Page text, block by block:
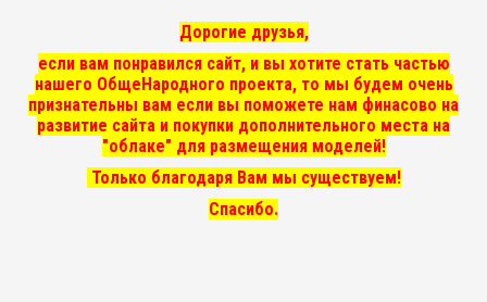
Дорогие друзья,
если вам понравился сайт, и вы хотите стать частью
нашего ОбщеНародного проекта, то мы будем очень
признательны вам если вы поможете нам финасово на
развитие сайта и покупки дополнительного места на
"облаке" для размещения моделей!
Только благодаря Вам мы существуем!
Спасибо.